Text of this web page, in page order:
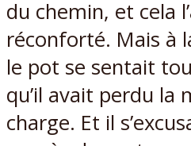
du chemin, et cela
réconforté. Mais à
le pot se sentait
qu’il avait perdu la
charge. Et il